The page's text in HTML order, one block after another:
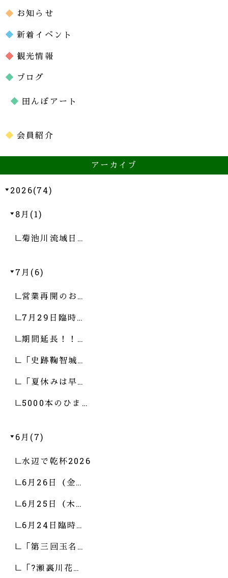
お知らせ
新着イベント
観光情報
ブログ
田んぼアート
会員紹介
アーカイブ
2026(74)
8月(1)
菊池川流域日…
7月(6)
営業再開のお…
7月29日臨時…
期間延長！！…
「史跡鞠智城…
「夏休みは早…
5000本のひま…
6月(7)
水辺で乾杯2026
6月26日（金…
6月25日（木…
6月24日臨時…
「第三回玉名…
「?瀬裏川花…